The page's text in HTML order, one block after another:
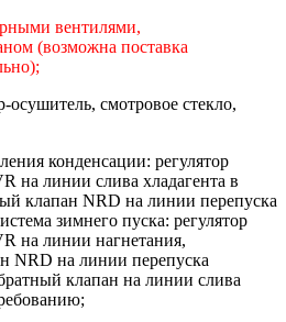
вентилями,
(возможна поставка
смотровое стекло,
конденсации: регулятор
на линии слива хладагента в
клапан NRD на линии перепуска
зимнего пуска: регулятор
на линии нагнетания,
NRD на линии перепуска
клапан на линии слива